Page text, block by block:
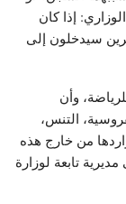
إذا كان
سيدخلون إلى
وأن
التنس،
من خارج هذه
تابعة لوزارة